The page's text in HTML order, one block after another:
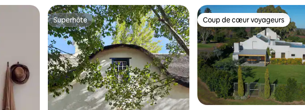
Superhôte
Superhôte Coup de cœur voyageurs
Coup de cœur voyageurs